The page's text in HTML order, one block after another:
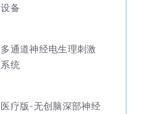
设备
多通道神经电生理刺激
系统
医疗版-无创脑深部神经